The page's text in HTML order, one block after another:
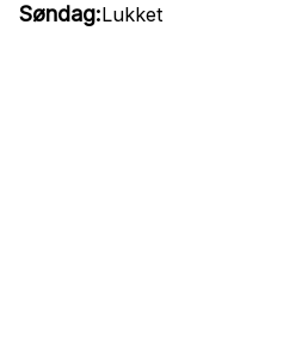
Søndag:Lukket